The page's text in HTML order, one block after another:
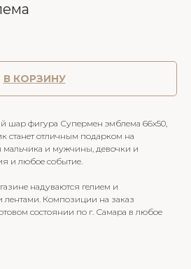
В КОРЗИНУ
шар фигура Супермен эмблема 66х50,
отличным подарком на
и мужчины, девочки и
и любое событие.
надуваются гелием и
Композиции на заказ
состоянии по г. Самара в любое